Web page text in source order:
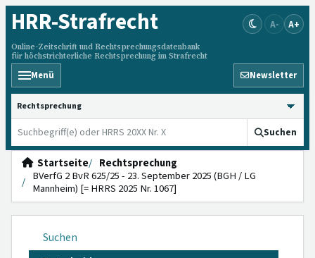
HRR-Strafrecht
Online-Zeitschrift und Rechtsprechungsdatenbank
für höchstrichterliche Rechtsprechung im Strafrecht
A- A+
Menü Newsletter
HRRS durchsuchen
Suchen
Startseite
Rechtsprechung
BVerfG 2 BvR 625/25 - 23. September 2025 (BGH / LG
Mannheim) [= HRRS 2025 Nr. 1067]
Suchen